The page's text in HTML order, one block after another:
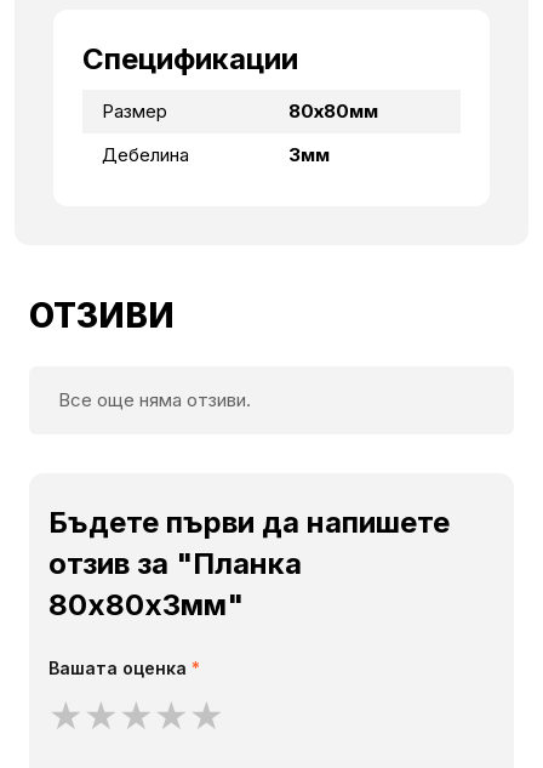
Спецификации
Размер
80х80мм
Дебелина
3мм
ОТЗИВИ
Все още няма отзиви.
Бъдете първи да напишете
отзив за "Планка
80х80х3мм"
Вашата оценка *
★★★★★